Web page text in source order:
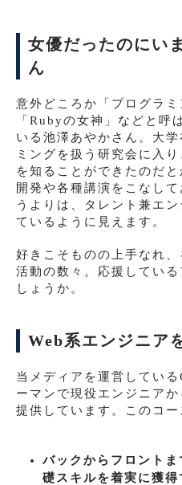
女優だったのにい
ん
意外どころか「プログラミ
「Rubyの女神」などと呼
いる池澤あやかさん。大
ミングを扱う研究会に入
を知ることができたのだ
開発や各種講演をこなし
うよりは、タレント兼エ
ているように見えます。
好きこそものの上手なれ
活動の数々。応援してい
しょうか。
Web系エンジニア
当メディアを運営してい
ーマンで現役エンジニア
提供しています。このコー
バックからフロント
礎スキルを着実に獲得